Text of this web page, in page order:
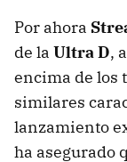
Por ahora
de la Ultra D,
encima de los
similares
lanzamiento
ha asegurado